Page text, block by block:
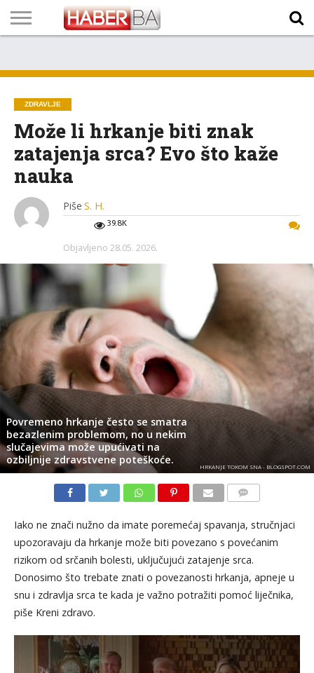
TECH
PROGRAM
PROGNOZA
PUTEVIMA
LISTA
NAMA
ZDRAVLJE
Može li hrkanje biti znak
zatajenja srca? Evo što kaže
nauka
Piše S. H.
39.8K
Objavljeno 28.05. 2026.
Povremeno hrkanje često se smatra
bezazlenim problemom, no u nekim
slučajevima može upućivati na
ozbiljnije zdravstvene poteškoće.
HRKANJE TOKOM SNA - BLOGSPOT.COM
Iako ne znači nužno da imate poremećaj spavanja, stručnjaci
upozoravaju da hrkanje može biti povezano s povećanim
rizikom od srčanih bolesti, uključujući zatajenje srca.
Donosimo što trebate znati o povezanosti hrkanja, apneje u
snu i zdravlja srca te kada je važno potražiti pomoć liječnika,
piše Kreni zdravo.